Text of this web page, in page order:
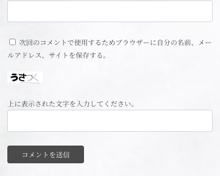
次回のコメントで使用するためブラウザーに自分の名前、メー
ルアドレス、サイトを保存する。
上に表示された文字を入力してください。